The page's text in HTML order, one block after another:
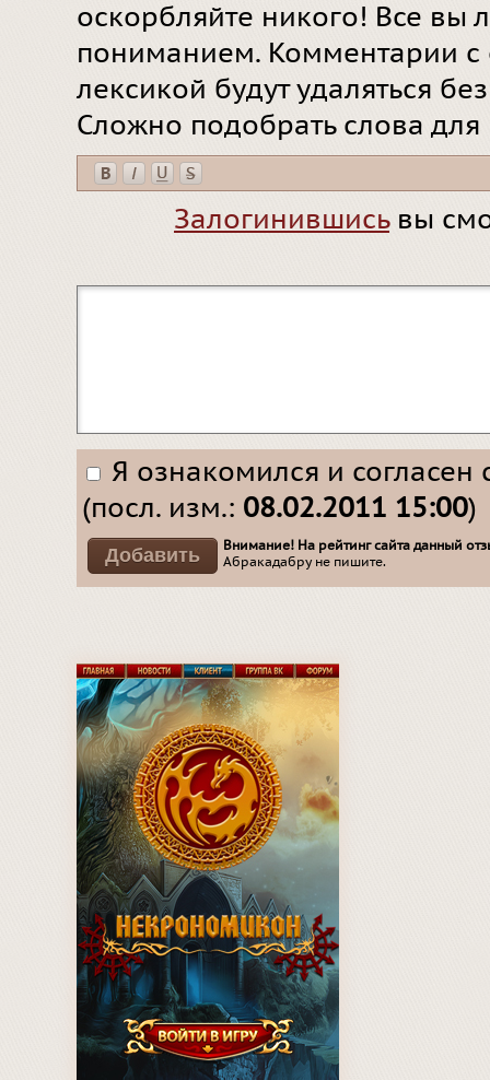
оскорбляйте никого! Все вы
пониманием. Комментарии
лексикой будут удаляться
Сложно подобрать слова
Залогинившисьвы
Я ознакомился и согласен
(посл. изм.: 08.02.2011 15:00)
Внимание! На рейтинг сайта данный
Абракадабру не пишите.